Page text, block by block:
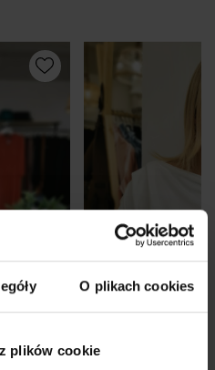
O plikach cookies
plików cookie